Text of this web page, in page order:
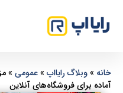
خانه »وبلاگ رایااپ »عمومی »
آماده برای فروشگاه‌های آنلاین